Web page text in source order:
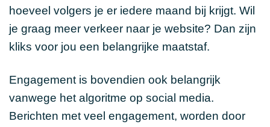
hoeveel volgers je er iedere maand bij krijgt. Wil
je graag meer verkeer naar je website? Dan zijn
kliks voor jou een belangrijke maatstaf.
Engagement is bovendien ook belangrijk
vanwege het algoritme op social media.
Berichten met veel engagement, worden door